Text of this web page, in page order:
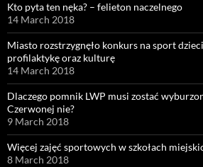
Kto pyta ten nęka? – felieton naczelnego
14 March 2018
Miasto rozstrzygnęło konkurs na sport
profilaktykę oraz kulturę
14 March 2018
Dlaczego pomnik LWP musi zostać
Czerwonej nie?
9 March 2018
Więcej zajęć sportowych w szkołach
8 March 2018